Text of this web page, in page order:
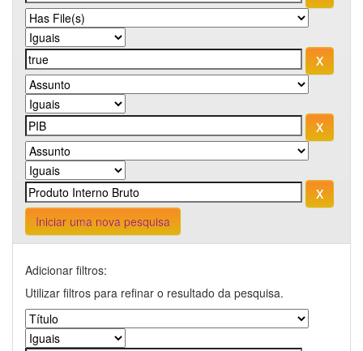
Iniciar uma nova pesquisa
Adicionar filtros:
Utilizar filtros para refinar o resultado da pesquisa.